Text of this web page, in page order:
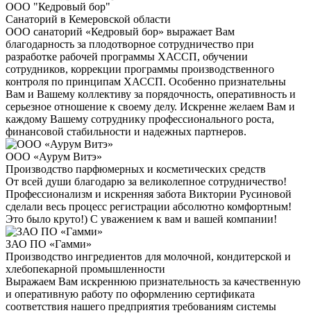
ООО "Кедровый бор"
Санаторий в Кемеровской области
ООО санаторий «Кедровый бор» выражает Вам
благодарность за плодотворное сотрудничество при
разработке рабочей программы ХАССП, обучении
сотрудников, коррекции программы производственного
контроля по принципам ХАССП. Особенно признательны
Вам и Вашему коллективу за порядочность, оперативность и
серьезное отношение к своему делу. Искренне желаем Вам и
каждому Вашему сотруднику профессионального роста,
финансовой стабильности и надежных партнеров.
ООО «Аурум Витэ»
Производство парфюмерных и косметических средств
От всей души благодарю за великолепное сотрудничество!
Профессионализм и искренняя забота Виктории Русиновой
сделали весь процесс регистрации абсолютно комфортным!
Это было круто!) С уважением к вам и вашей компании!
ЗАО ПО «Гамми»
Производство ингредиентов для молочной, кондитерской и
хлебопекарной промышленности
Выражаем Вам искреннюю признательность за качественную
и оперативную работу по оформлению сертификата
соответствия нашего предприятия требованиям системы